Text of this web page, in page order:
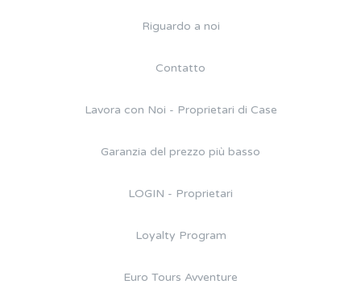
Riguardo a noi
Contatto
Lavora con Noi - Proprietari di Case
Garanzia del prezzo più basso
LOGIN - Proprietari
Loyalty Program
Euro Tours Avventure